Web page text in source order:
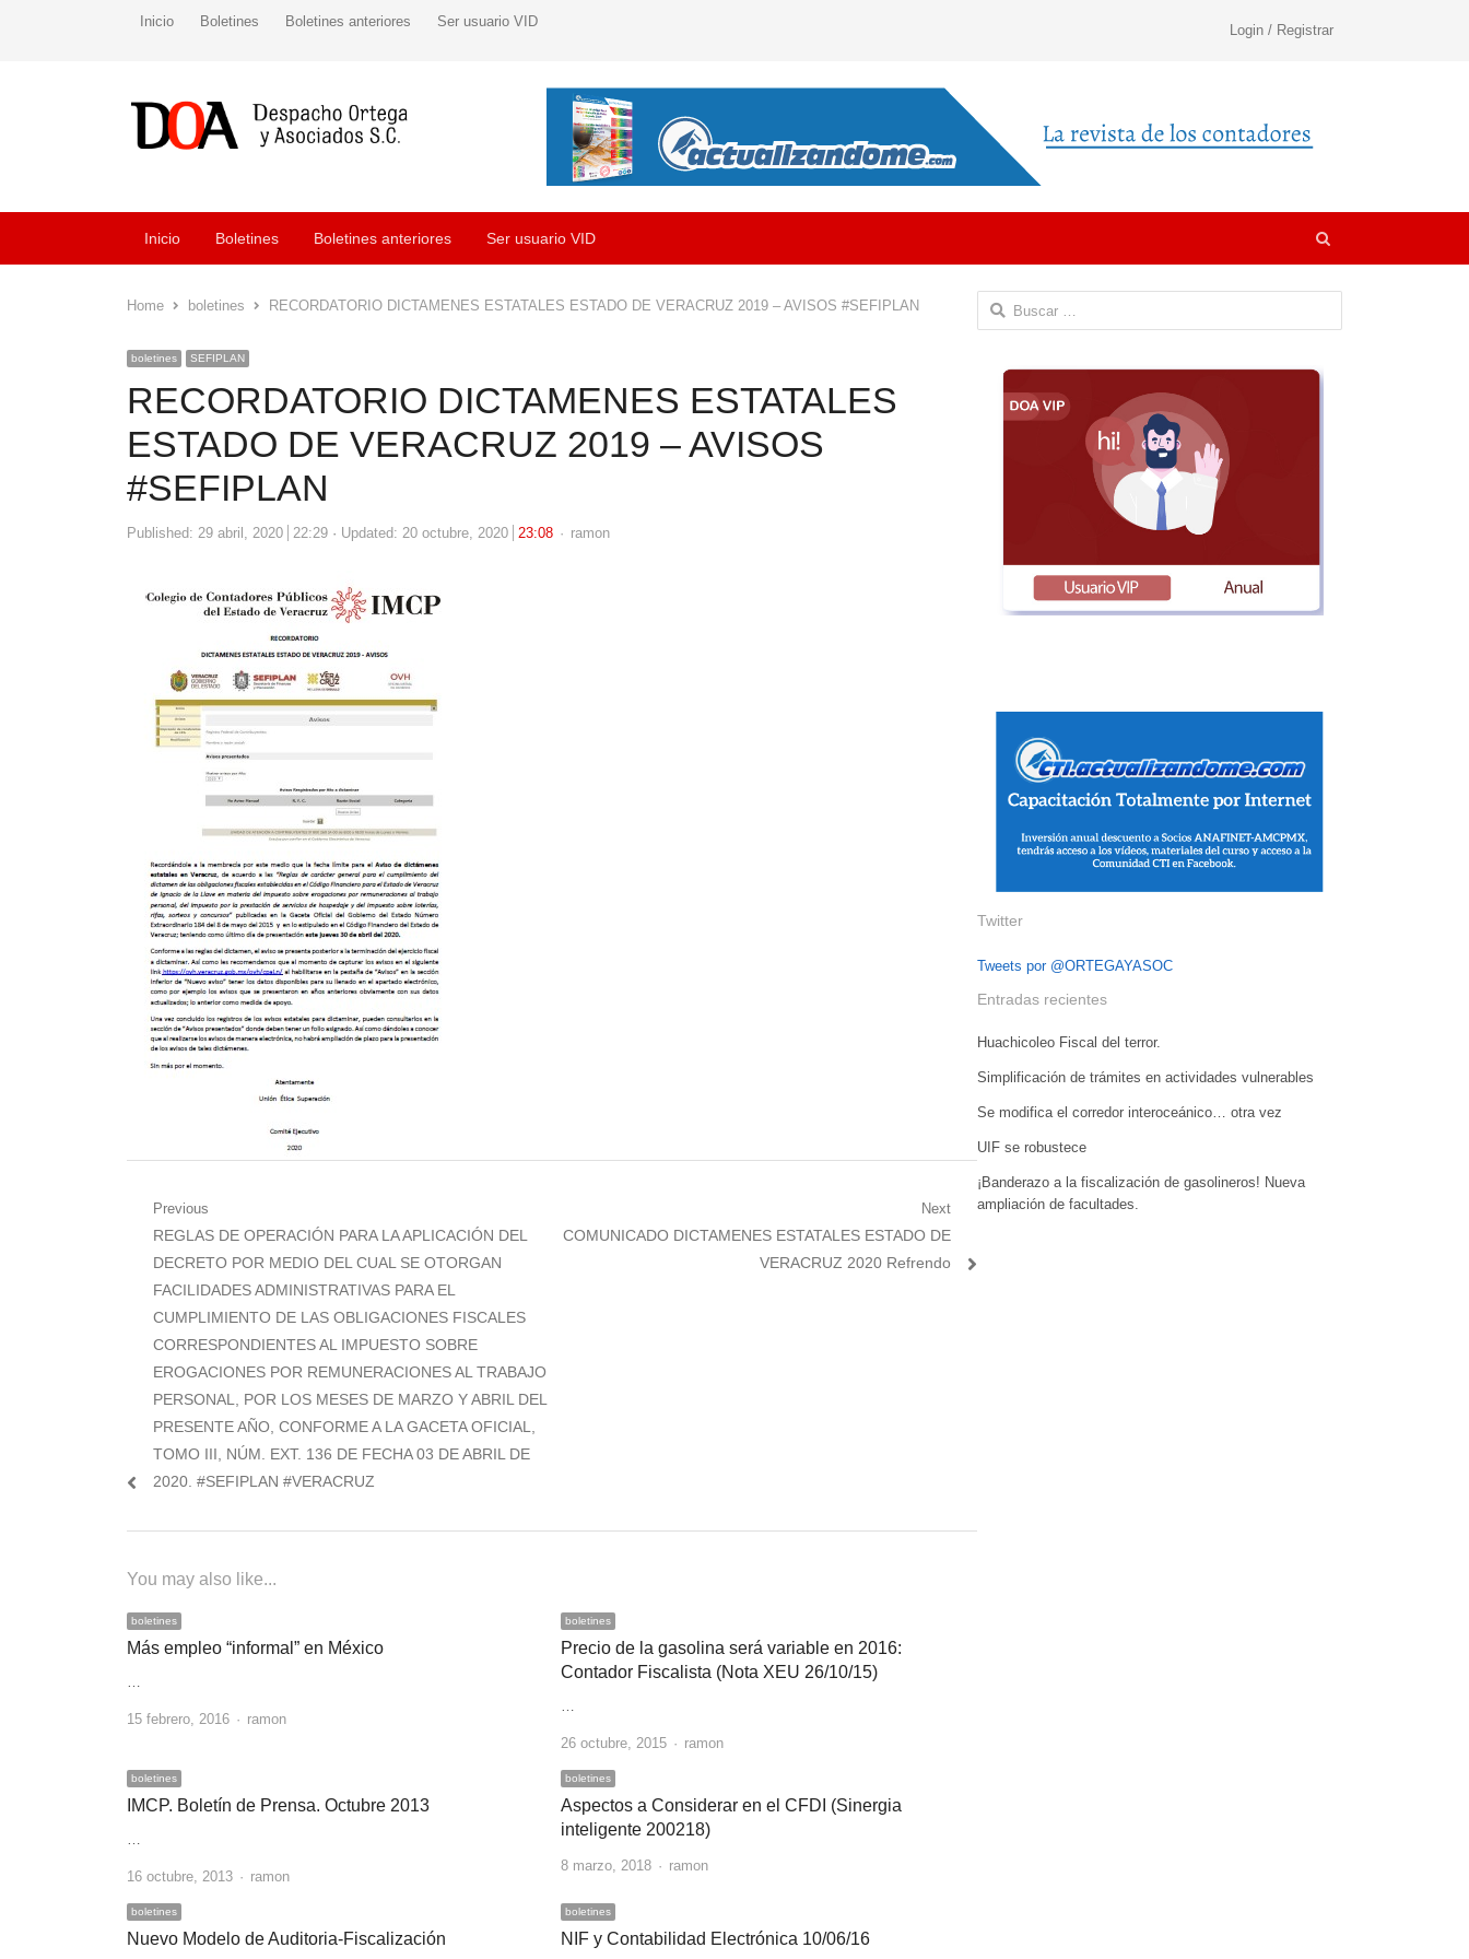
Inicio Boletines Boletines anteriores Ser usuario VID
Login / Registrar
Inicio Boletines Boletines anteriores Ser usuario VID
Home
boletines RECORDATORIO DICTAMENES ESTATALES ESTADO DE VERACRUZ 2019 – AVISOS #SEFIPLAN
boletines SEFIPLAN
RECORDATORIO DICTAMENES ESTATALES
ESTADO DE VERACRUZ 2019 – AVISOS
#SEFIPLAN
Published: 29 abril, 2020 22:29 Updated: 20 octubre, 2020 23:08 Author
ramon
Navegación
entradas
Previous
Previous
post:
REGLAS DE OPERACIÓN PARA LA APLICACIÓN DEL
DECRETO POR MEDIO DEL CUAL SE OTORGAN
FACILIDADES ADMINISTRATIVAS PARA EL
CUMPLIMIENTO DE LAS OBLIGACIONES FISCALES
CORRESPONDIENTES AL IMPUESTO SOBRE
EROGACIONES POR REMUNERACIONES AL TRABAJO
PERSONAL, POR LOS MESES DE MARZO Y ABRIL DEL
PRESENTE AÑO, CONFORME A LA GACETA OFICIAL,
TOMO III, NÚM. EXT. 136 DE FECHA 03 DE ABRIL DE
2020. #SEFIPLAN #VERACRUZ
Next
Next
COMUNICADO DICTAMENES ESTATALES ESTADO DE
VERACRUZ 2020 Refrendo
You may also like...
boletines
Más empleo “informal” en México
…
15 febrero, 2016 Author
ramon
boletines
Precio de la gasolina será variable en 2016:
Contador Fiscalista (Nota XEU 26/10/15)
…
26 octubre, 2015 Author
ramon
boletines
IMCP. Boletín de Prensa. Octubre 2013
…
16 octubre, 2013 Author
ramon
boletines
Aspectos a Considerar en el CFDI (Sinergia
inteligente 200218)
8 marzo, 2018 Author
ramon
boletines
Nuevo Modelo de Auditoria-Fiscalización
boletines
NIF y Contabilidad Electrónica 10/06/16
Buscar:
Twitter
Tweets por @ORTEGAYASOC
Entradas recientes
Huachicoleo Fiscal del terror.
Simplificación de trámites en actividades vulnerables
Se modifica el corredor interoceánico… otra vez
UIF se robustece
¡Banderazo a la fiscalización de gasolineros! Nueva
ampliación de facultades.